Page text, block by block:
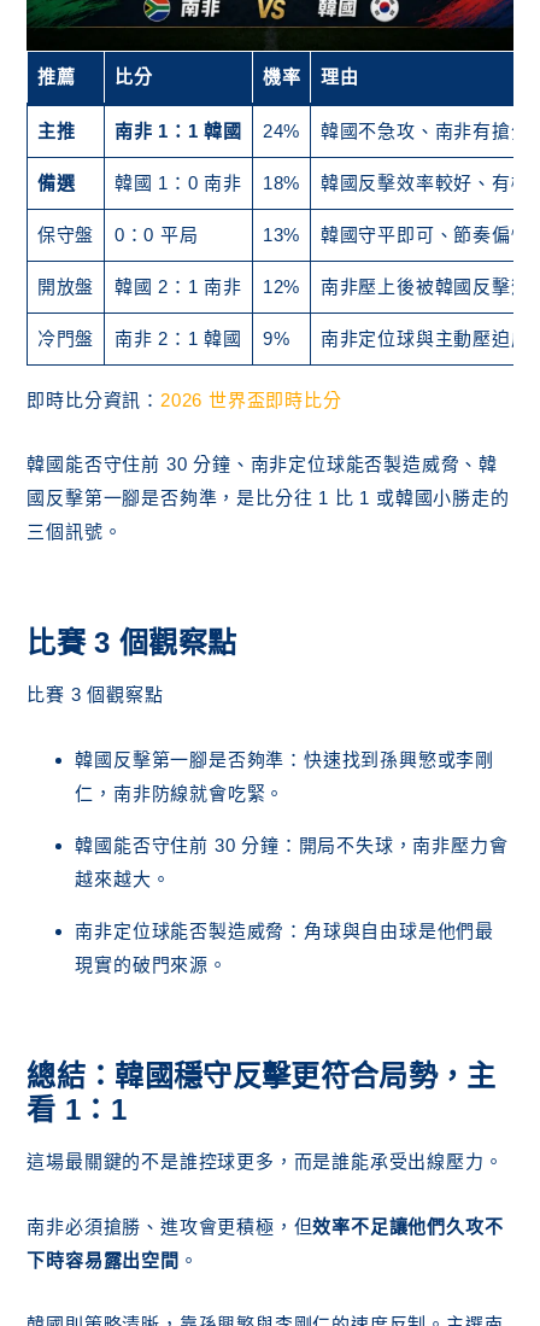
推薦 比分 機率 理由
主推 南非 1：1 韓國 24% 韓國不急攻、南非有搶分
備選 韓國 1：0 南非 18% 韓國反擊效率較好、有機
保守盤 0：0 平局 13% 韓國守平即可、節奏偏慢
開放盤 韓國 2：1 南非 12% 南非壓上後被韓國反擊懲
冷門盤 南非 2：1 韓國 9% 南非定位球與主動壓迫成
即時比分資訊： 2026 世界盃即時比分
韓國能否守住前 30 分鐘、南非定位球能否製造威脅、韓
國反擊第一腳是否夠準，是比分往 1 比 1 或韓國小勝走的
三個訊號。
比賽 3 個觀察點
比賽 3 個觀察點
韓國反擊第一腳是否夠準：快速找到孫興慜或李剛
仁，南非防線就會吃緊。
韓國能否守住前 30 分鐘：開局不失球，南非壓力會
越來越大。
南非定位球能否製造威脅：角球與自由球是他們最
現實的破門來源。
總結：韓國穩守反擊更符合局勢，主
看 1：1
這場最關鍵的不是誰控球更多，而是誰能承受出線壓力。
南非必須搶勝、進攻會更積極，但效率不足讓他們久攻不
下時容易露出空間 。